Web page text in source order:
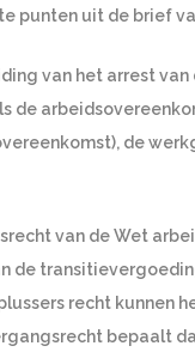
punten uit de brief
van het arrest van
de
de
van de Wet
de
recht kunnen
bepaalt